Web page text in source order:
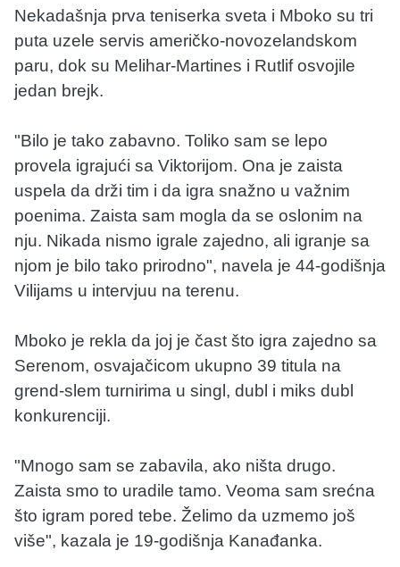
Nekadašnja prva teniserka sveta i Mboko su tri
puta uzele servis američko-novozelandskom
paru, dok su Melihar-Martines i Rutlif osvojile
jedan brejk.
"Bilo je tako zabavno. Toliko sam se lepo
provela igrajući sa Viktorijom. Ona je zaista
uspela da drži tim i da igra snažno u važnim
poenima. Zaista sam mogla da se oslonim na
nju. Nikada nismo igrale zajedno, ali igranje sa
njom je bilo tako prirodno", navela je 44-godišnja
Vilijams u intervjuu na terenu.
Mboko je rekla da joj je čast što igra zajedno sa
Serenom, osvajačicom ukupno 39 titula na
grend-slem turnirima u singl, dubl i miks dubl
konkurenciji.
"Mnogo sam se zabavila, ako ništa drugo.
Zaista smo to uradile tamo. Veoma sam srećna
što igram pored tebe. Želimo da uzmemo još
više", kazala je 19-godišnja Kanađanka.